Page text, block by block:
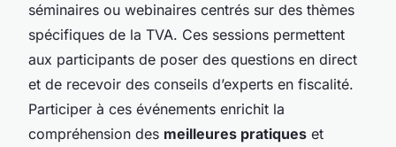
séminaires ou webinaires centrés sur des thèmes
spécifiques de la TVA. Ces sessions permettent
aux participants de poser des questions en direct
et de recevoir des conseils d’experts en fiscalité.
Participer à ces événements enrichit la
compréhension des meilleures pratiques et